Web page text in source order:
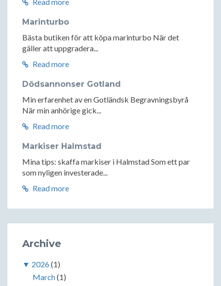
Read more
Marinturbo
Bästa butiken för att köpa marinturbo När det
gäller att uppgradera...
Read more
Dödsannonser Gotland
Min erfarenhet av en Gotländsk Begravningsbyrå
När min anhörige gick...
Read more
Markiser Halmstad
Mina tips: skaffa markiser i Halmstad Som ett par
som nyligen investerade...
Read more
Archive
▼ 2026(1)
March(1)